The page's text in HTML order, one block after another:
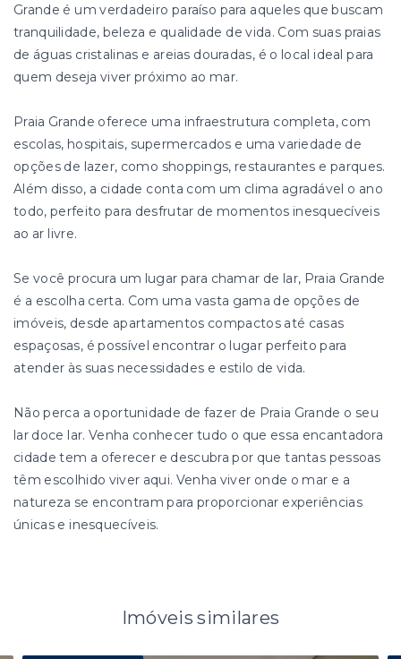
Grande é um verdadeiro paraíso para aqueles que buscam
tranquilidade, beleza e qualidade de vida. Com suas praias
de águas cristalinas e areias douradas, é o local ideal para
quem deseja viver próximo ao mar.
Praia Grande oferece uma infraestrutura completa, com
escolas, hospitais, supermercados e uma variedade de
opções de lazer, como shoppings, restaurantes e parques.
Além disso, a cidade conta com um clima agradável o ano
todo, perfeito para desfrutar de momentos inesquecíveis
ao ar livre.
Se você procura um lugar para chamar de lar, Praia Grande
é a escolha certa. Com uma vasta gama de opções de
imóveis, desde apartamentos compactos até casas
espaçosas, é possível encontrar o lugar perfeito para
atender às suas necessidades e estilo de vida.
Não perca a oportunidade de fazer de Praia Grande o seu
lar doce lar. Venha conhecer tudo o que essa encantadora
cidade tem a oferecer e descubra por que tantas pessoas
têm escolhido viver aqui. Venha viver onde o mar e a
natureza se encontram para proporcionar experiências
únicas e inesquecíveis.
Imóveis similares